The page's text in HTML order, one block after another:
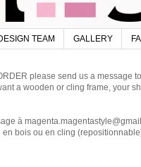
TEAM GALLERY
please send us a message
a wooden or cling frame, your
à
bois ou en cling